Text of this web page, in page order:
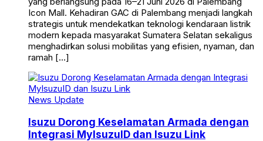
Icon Mall. Kehadiran GAC di Palembang menjadi langkah
strategis untuk mendekatkan teknologi kendaraan listrik
modern kepada masyarakat Sumatera Selatan sekaligus
menghadirkan solusi mobilitas yang efisien, nyaman, dan
ramah […]
News Update
Isuzu Dorong Keselamatan Armada dengan
Integrasi MyIsuzuID dan Isuzu Link